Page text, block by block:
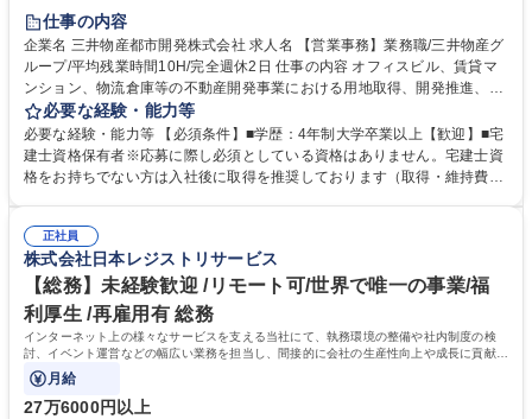
在宅OK
賞与あり
駅近5分以内
土日祝休み 寮・社宅あり
仕事の内容
企業名 三井物産都市開発株式会社 求人名 【営業事務】業務職/三井物産グ
ループ/平均残業時間10H/完全週休2日 仕事の内容 オフィスビル、賃貸マ
ンション、物流倉庫等の不動産開発事業における用地取得、開発推進、賃
貸運営、売却、仲介・活用提案等を行う営業部門において事務業務を担当
いただきます。 【詳細】・契約書管理、契約書製本、捺印対応、ファイリ
ング、登記簿取得、調書取得・支払業務（各種費用支払、支払管理、請
求・支払データ登録、取引先マスター申請対応）・予算作成及び予実管
の他に担当頂く業務が発生する場合があります。 募集職種 【営業事務】
業務職/三井物産グループ/平均残業時間10H/完全週休2日
必要な経験・能力等
必要な経験・能力等 【必須条件】■学歴：4年制大学卒業以上【歓迎】■宅
建士資格保有者※応募に際し必須としている資格はありません。宅建士資
格をお持ちでない方は入社後に取得を推奨しております（取得・維持費用
ション力がある方。 ・チャレンジを厭わず、粘り強く業務に取り組める
方。多様な関係者と謙虚に信頼関係を構築でき、期限を意識したスケジュ
ール管理が出来る方。※将来的に他部署（営業部門、コーポレート部門）
へのジョブローテーションの可能性があります。 学歴・資格 学歴：大学
院 大学 語学力： 資格：宅地建物取引士
正社員
株式会社日本レジストリサービス
【総務】未経験歓迎 /リモート可/世界で唯一の事業/福
利厚生 /再雇用有 総務
インターネット上の様々なサービスを支える当社にて、執務環境の整備や社内制度の検
討、イベント運営などの幅広い業務を担当し、間接的に会社の生産性向上や成長に貢献し
ている部署です。
月給
27万6000円以上